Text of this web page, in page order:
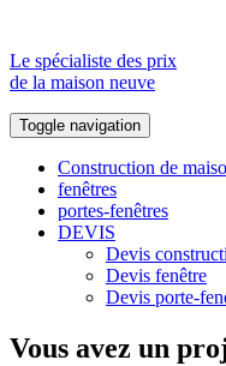
Le spécialiste des prix
de la maison neuve
Toggle navigation
Construction de
fenêtres
portes-fenêtres
DEVIS
Devis
Devis fenêtre
Devis porte-
Vous avez un